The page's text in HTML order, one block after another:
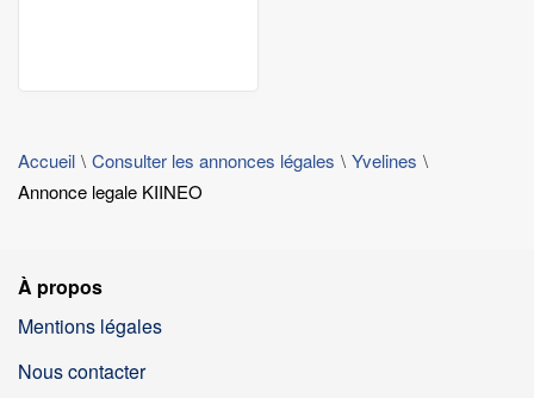
Accueil Consulter les annonces légales
Yvelines
Annonce legale KIINEO
À propos
Mentions légales
Nous contacter